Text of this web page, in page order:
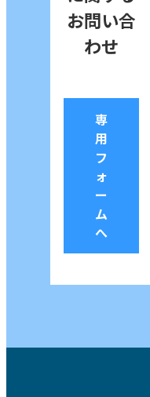
お問い合
わせ
専
用
フ
ォ
ー
ム
へ